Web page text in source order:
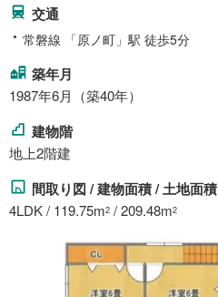
交通
常磐線 「原ノ町」駅 徒歩5分
築年月
1987年6月（築40年）
建物階
地上2階建
間取り図 / 建物面積 / 土地面積
4LDK / 119.75m2 / 209.48m2